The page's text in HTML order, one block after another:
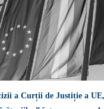
a Curții de Justiție a